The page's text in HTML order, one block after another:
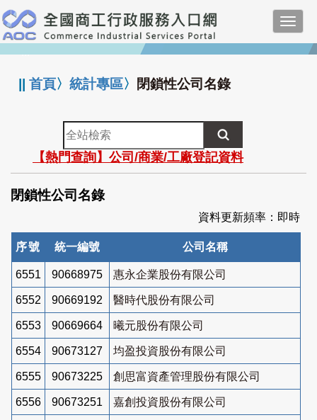
跳
到
主
要
:::
||首頁〉統計專區〉 閉鎖性公司名錄
全
站
檢
索
【熱門查詢】公司/商業/工廠登記資料
閉鎖性公司名錄
資料更新頻率：即時
序號 統一編號 公司名稱
6551 90668975 惠永企業股份有限公司
6552 90669192 醫時代股份有限公司
6553 90669664 曦元股份有限公司
6554 90673127 均盈投資股份有限公司
6555 90673225 創思富資產管理股份有限公司
6556 90673251 嘉創投資股份有限公司